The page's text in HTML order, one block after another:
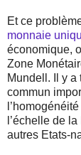
Et ce
monnaie
économique,
Zone
Mundell. Il y a
commun
l’échelle de
autres Etats-